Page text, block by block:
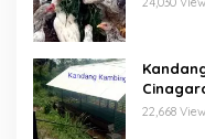
22,668